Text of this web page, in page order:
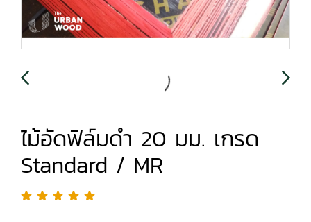
ไม้อัดฟิล์มดำ 20 มม. เกรด
Standard / MR